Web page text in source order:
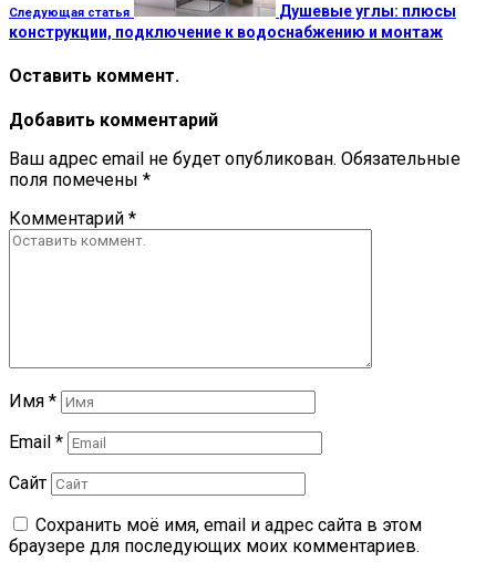
Следующая статья
Душевые углы: плюсы
конструкции, подключение к водоснабжению и монтаж
Оставить коммент.
Добавить комментарий
Ваш адрес email не будет опубликован. Обязательные
поля помечены *
Комментарий *
Имя *
Email *
Сайт
Сохранить моё имя, email и адрес сайта в этом
браузере для последующих моих комментариев.